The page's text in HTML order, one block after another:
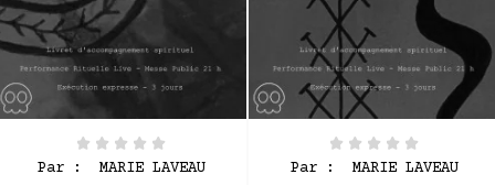
Par : MARIE LAVEAU Par : MARIE LAVEAU